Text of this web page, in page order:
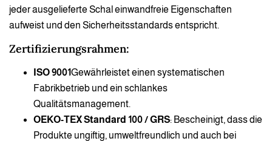
jeder ausgelieferte Schal einwandfreie Eigenschaften
aufweist und den Sicherheitsstandards entspricht.
Zertifizierungsrahmen:
ISO 9001Gewährleistet einen systematischen
Fabrikbetrieb und ein schlankes
Qualitätsmanagement.
OEKO-TEX Standard 100 / GRS: Bescheinigt, dass die
Produkte ungiftig, umweltfreundlich und auch bei